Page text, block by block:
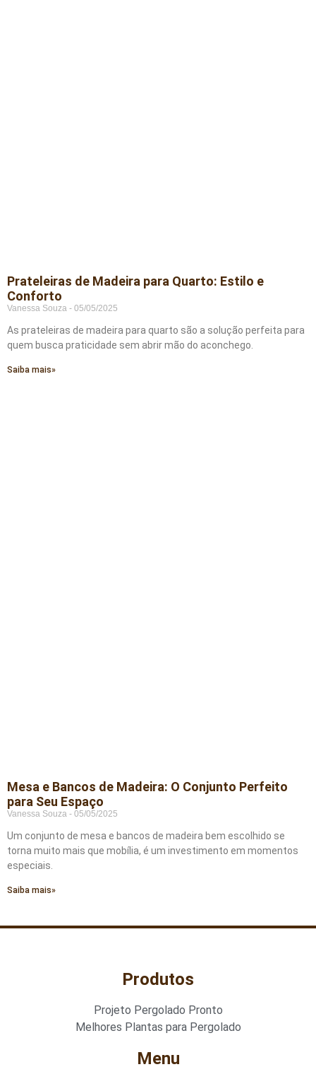
Prateleiras de Madeira para Quarto: Estilo e
Conforto
Vanessa Souza 05/05/2025
As prateleiras de madeira para quarto são a solução perfeita para
quem busca praticidade sem abrir mão do aconchego.
Saiba mais»
Mesa e Bancos de Madeira: O Conjunto Perfeito
para Seu Espaço
Vanessa Souza 05/05/2025
Um conjunto de mesa e bancos de madeira bem escolhido se
torna muito mais que mobília, é um investimento em momentos
especiais.
Saiba mais»
Produtos
Projeto Pergolado Pronto
Melhores Plantas para Pergolado
Menu